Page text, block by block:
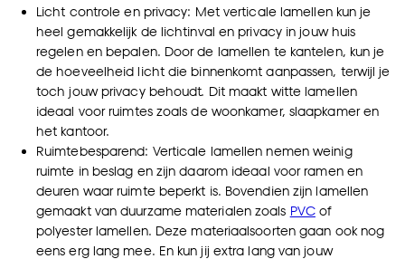
Goed om te weten is dat je deze keuze altijd nog
kan aanpassen, bekijk hiervoor onze
cookieverklaring.
Licht controle en privacy: Met verticale lamellen kun je
heel gemakkelijk de lichtinval en privacy in jouw huis
regelen en bepalen. Door de lamellen te kantelen, kun je
de hoeveelheid licht die binnenkomt aanpassen, terwijl je
toch jouw privacy behoudt. Dit maakt witte lamellen
ideaal voor ruimtes zoals de woonkamer, slaapkamer en
het kantoor.
Ruimtebesparend: Verticale lamellen nemen weinig
ruimte in beslag en zijn daarom ideaal voor ramen en
deuren waar ruimte beperkt is. Bovendien zijn lamellen
gemaakt van duurzame materialen zoals PVCof
polyester lamellen. Deze materiaalsoorten gaan ook nog
eens erg lang mee. En kun jij extra lang van jouw